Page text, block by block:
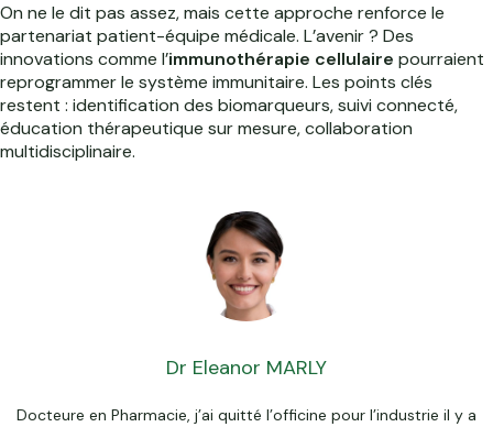
On ne le dit pas assez, mais cette approche renforce le
partenariat patient-équipe médicale. L’avenir ? Des
innovations comme l’immunothérapie cellulaire pourraient
reprogrammer le système immunitaire. Les points clés
restent : identification des biomarqueurs, suivi connecté,
éducation thérapeutique sur mesure, collaboration
multidisciplinaire.
Dr Eleanor MARLY
Docteure en Pharmacie, j’ai quitté l’officine pour l’industrie il y a